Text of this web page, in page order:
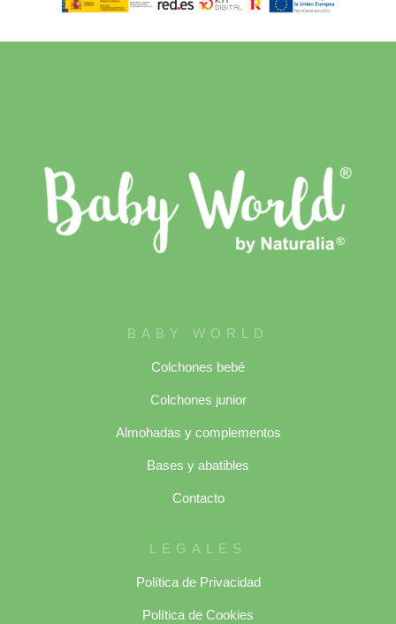
BABY WORLD
Colchones bebé
Colchones junior
Almohadas y complementos
Bases y abatibles
Contacto
LEGALES
Política de Privacidad
Política de Cookies